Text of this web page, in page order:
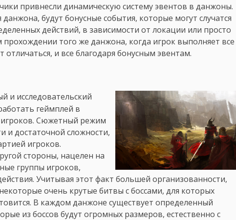
привнесли динамическую систему эвентов в данжоны.
будут бонусные события, которые могут случатся
действий, в зависимости от локации или просто
того же данжона, когда игрок выполняет все
отличаться, и все благодаря бонусным эвентам.
и исследовательский
геймплей в
игроков. Сюжетный режим
и достаточной сложности,
игроков.
стороны, нацелен на
группы игроков,
Учитывая этот факт большей организованности,
очень крутые битвы с боссами, для которых
В каждом данжоне существует определенный
из боссов будут огромных размеров, естественно с